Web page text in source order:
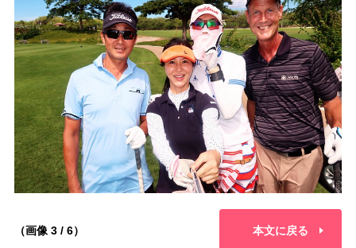
（画像 3 / 6） 本文に戻る